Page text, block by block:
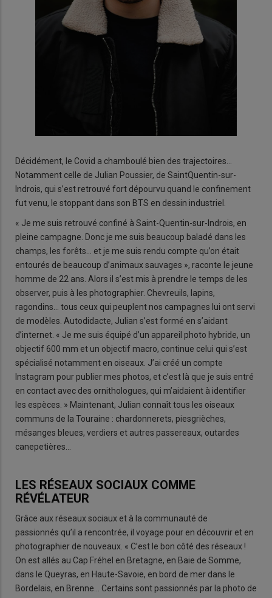
Décidément, le Covid a chamboulé bien des trajectoires…
Notamment celle de Julian Poussier, de SaintQuentin-sur-
Indrois, qui s’est retrouvé fort dépourvu quand le confinement
fut venu, le stoppant dans son BTS en dessin industriel.
« Je me suis retrouvé confiné à Saint-Quentin-sur-Indrois, en
pleine campagne. Donc je me suis beaucoup baladé dans les
champs, les forêts… et je me suis rendu compte qu’on était
entourés de beaucoup d’animaux sauvages », raconte le jeune
homme de 22 ans. Alors il s’est mis à prendre le temps de les
observer, puis à les photographier. Chevreuils, lapins,
ragondins… tous ceux qui peuplent nos campagnes lui ont servi
de modèles. Autodidacte, Julian s’est formé en s’aidant
d’internet. « Je me suis équipé d’un appareil photo hybride, un
objectif 600 mm et un objectif macro, continue celui qui s’est
spécialisé notamment en oiseaux. J’ai créé un compte
Instagram pour publier mes photos, et c’est là que je suis entré
en contact avec des ornithologues, qui m’aidaient à identifier
les espèces. » Maintenant, Julian connaît tous les oiseaux
communs de la Touraine : chardonnerets, piesgrièches,
mésanges bleues, verdiers et autres passereaux, outardes
canepetières…
LES RÉSEAUX SOCIAUX COMME
RÉVÉLATEUR
Grâce aux réseaux sociaux et à la communauté de
passionnés qu’il a rencontrée, il voyage pour en découvrir et en
photographier de nouveaux. « C’est le bon côté des réseaux !
On est allés au Cap Fréhel en Bretagne, en Baie de Somme,
dans le Queyras, en Haute-Savoie, en bord de mer dans le
Bordelais, en Brenne… Certains sont passionnés par la photo de